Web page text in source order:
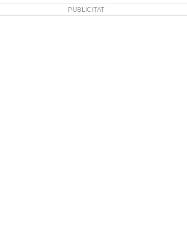
PUBLICITAT